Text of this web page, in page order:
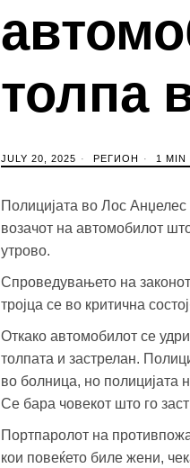
толпа
JULY 20, 2025 РЕГИОН 1 MIN
Полицијата во Лос
возачот на автомобилот
утрово.
Спроведувањето на
тројца се во критична
Откако автомобилот се
толпата и застрелан.
во болница, но полицијата
Се бара човекот што го
Портпаролот на
кои повеќето биле жени,